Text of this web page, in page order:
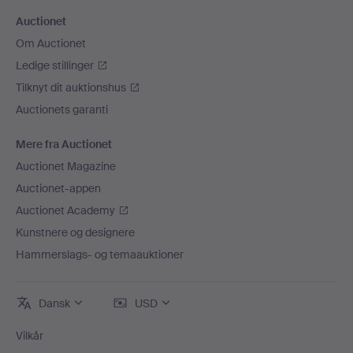
Auctionet
Om Auctionet
Ledige stillinger
Tilknyt dit auktionshus
Auctionets garanti
Mere fra Auctionet
Auctionet Magazine
Auctionet-appen
Auctionet Academy
Kunstnere og designere
Hammerslags- og temaauktioner
Dansk USD
Vilkår